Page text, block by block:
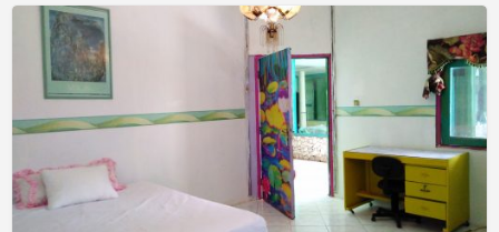
Guesthouse
Indonesia
Jakarta